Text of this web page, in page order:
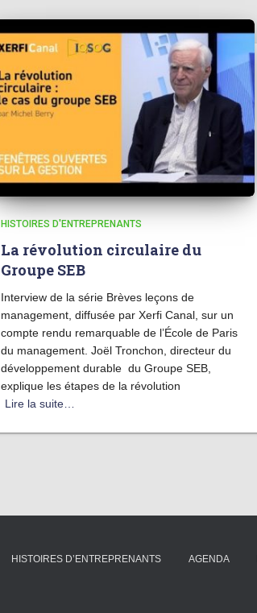
HISTOIRES D'ENTREPRENANTS
La révolution circulaire du
Groupe SEB
Interview de la série Brèves leçons de
management, diffusée par Xerfi Canal, sur un
compte rendu remarquable de l’École de Paris
du management. Joël Tronchon, directeur du
développement durable du Groupe SEB,
explique les étapes de la révolution
Lire la suite…
HISTOIRES D’ENTREPRENANTS AGENDA